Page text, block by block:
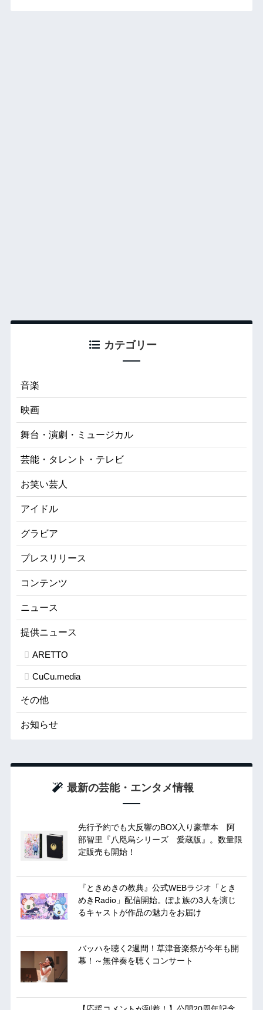
カテゴリー
音楽
映画
舞台・演劇・ミュージカル
芸能・タレント・テレビ
お笑い芸人
アイドル
グラビア
プレスリリース
コンテンツ
ニュース
提供ニュース
ARETTO
CuCu.media
その他
お知らせ
最新の芸能・エンタメ情報
先行予約でも大反響のBOX入り豪華本 阿
部智里『八咫烏シリーズ 愛蔵版』。数量限
定販売も開始！
『ときめきの教典』公式WEBラジオ「とき
めきRadio」配信開始。ぽよ族の3人を演じ
るキャストが作品の魅力をお届け
バッハを聴く2週間！草津音楽祭が今年も開
幕！～無伴奏を聴くコンサート